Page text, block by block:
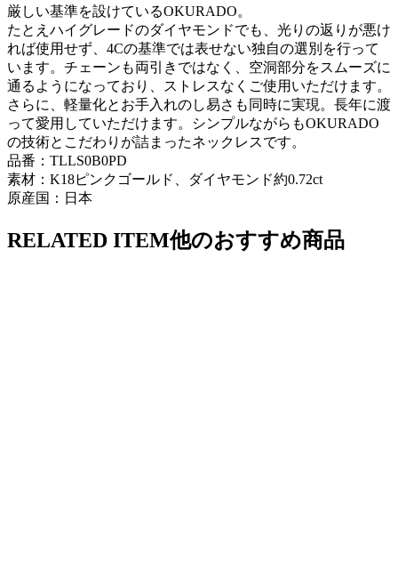
厳しい基準を設けているOKURADO。
たとえハイグレードのダイヤモンドでも、光りの返りが悪け
れば使用せず、4Cの基準では表せない独自の選別を行って
います。チェーンも両引きではなく、空洞部分をスムーズに
通るようになっており、ストレスなくご使用いただけます。
さらに、軽量化とお手入れのし易さも同時に実現。長年に渡
って愛用していただけます。シンプルながらもOKURADO
の技術とこだわりが詰まったネックレスです。
品番：TLLS0B0PD
素材：K18ピンクゴールド、ダイヤモンド約0.72ct
原産国：日本
RELATED ITEM他のおすすめ商品